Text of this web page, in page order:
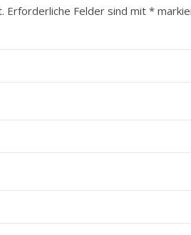
Erforderliche Felder sind mit *